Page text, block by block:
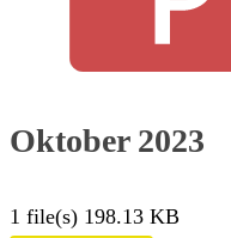
Oktober 2023
1 file(s) 198.13 KB